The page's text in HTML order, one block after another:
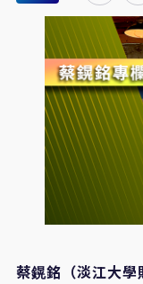
蔡鎤銘（淡江大學